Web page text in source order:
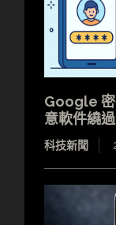
Google
意軟件繞
科技新聞